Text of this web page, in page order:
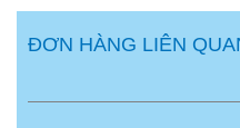
ĐƠN HÀNG LIÊN